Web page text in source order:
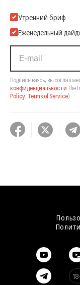
Подпишитесь на
Утренний бриф
Еженедельный
Подписываясь, вы
конфиденциальности The
Policy, Terms of Service).